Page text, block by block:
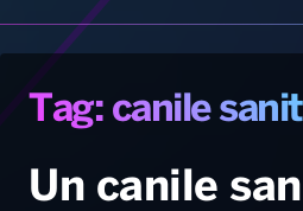
Palinsesto
Hit
PALATOUR
Notizie
Locali
Musica e
Playlist
Notiziario
Gallery
Radio Norba News
Tag: canile
Un canile